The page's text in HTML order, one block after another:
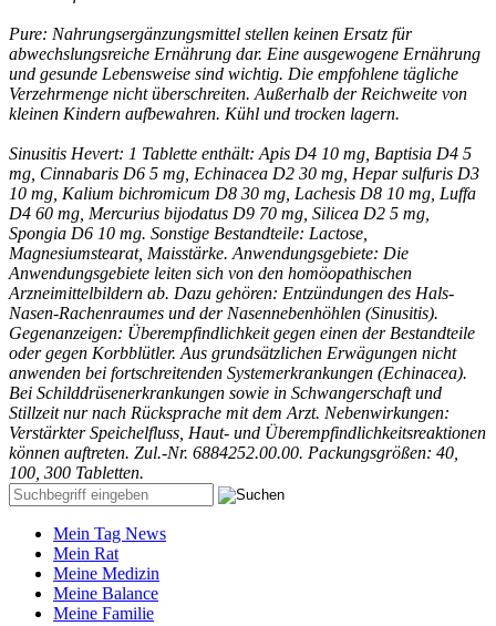
Pure: Nahrungsergänzungsmittel stellen keinen Ersatz für
abwechslungsreiche Ernährung dar. Eine ausgewogene Ernährung
und gesunde Lebensweise sind wichtig. Die empfohlene tägliche
Verzehrmenge nicht überschreiten. Außerhalb der Reichweite von
kleinen Kindern aufbewahren. Kühl und trocken lagern.
Sinusitis Hevert: 1 Tablette enthält: Apis D4 10 mg, Baptisia D4 5
mg, Cinnabaris D6 5 mg, Echinacea D2 30 mg, Hepar sulfuris D3
10 mg, Kalium bichromicum D8 30 mg, Lachesis D8 10 mg, Luffa
D4 60 mg, Mercurius bijodatus D9 70 mg, Silicea D2 5 mg,
Spongia D6 10 mg. Sonstige Bestandteile: Lactose,
Magnesiumstearat, Maisstärke. Anwendungsgebiete: Die
Anwendungsgebiete leiten sich von den homöopathischen
Arzneimittelbildern ab. Dazu gehören: Entzündungen des Hals-
Nasen-Rachenraumes und der Nasennebenhöhlen (Sinusitis).
Gegenanzeigen: Überempfindlichkeit gegen einen der Bestandteile
oder gegen Korbblütler. Aus grundsätzlichen Erwägungen nicht
anwenden bei fortschreitenden Systemerkrankungen (Echinacea).
Bei Schilddrüsenerkrankungen sowie in Schwangerschaft und
Stillzeit nur nach Rücksprache mit dem Arzt. Nebenwirkungen:
Verstärkter Speichelfluss, Haut- und Überempfindlichkeitsreaktionen
können auftreten. Zul.-Nr. 6884252.00.00. Packungsgrößen: 40,
100, 300 Tabletten.
Mein Tag News
Mein Rat
Meine Medizin
Meine Balance
Meine Familie